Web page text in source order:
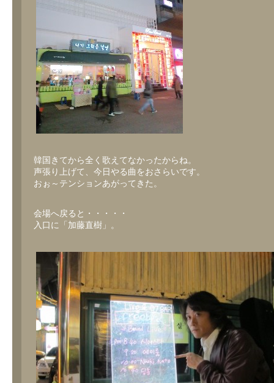
韓国きてから全く歌えてなかったからね。
声張り上げて、今日やる曲をおさらいです。
おぉ～テンションあがってきた。
会場へ戻ると・・・・・
入口に「加藤直樹」。